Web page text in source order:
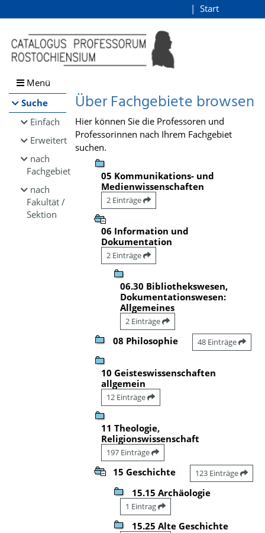
Browsen
direkt zum Inhalt
Start
Menü
Suche
Einfach
Erweitert
nach
Fachgebiet
nach
Fakultät /
Sektion
Über Fachgebiete browsen
Hier können Sie die Professoren und
Professorinnen nach Ihrem Fachgebiet
suchen.
05 Kommunikations- und
Medienwissenschaften
2 Einträge
06 Information und
Dokumentation
2 Einträge
06.30 Bibliothekswesen,
Dokumentationswesen:
Allgemeines
2 Einträge
08 Philosophie 48 Einträge
10 Geisteswissenschaften
allgemein
12 Einträge
11 Theologie,
Religionswissenschaft
197 Einträge
15 Geschichte 123 Einträge
15.15 Archäologie
1 Eintrag
15.25 Alte Geschichte